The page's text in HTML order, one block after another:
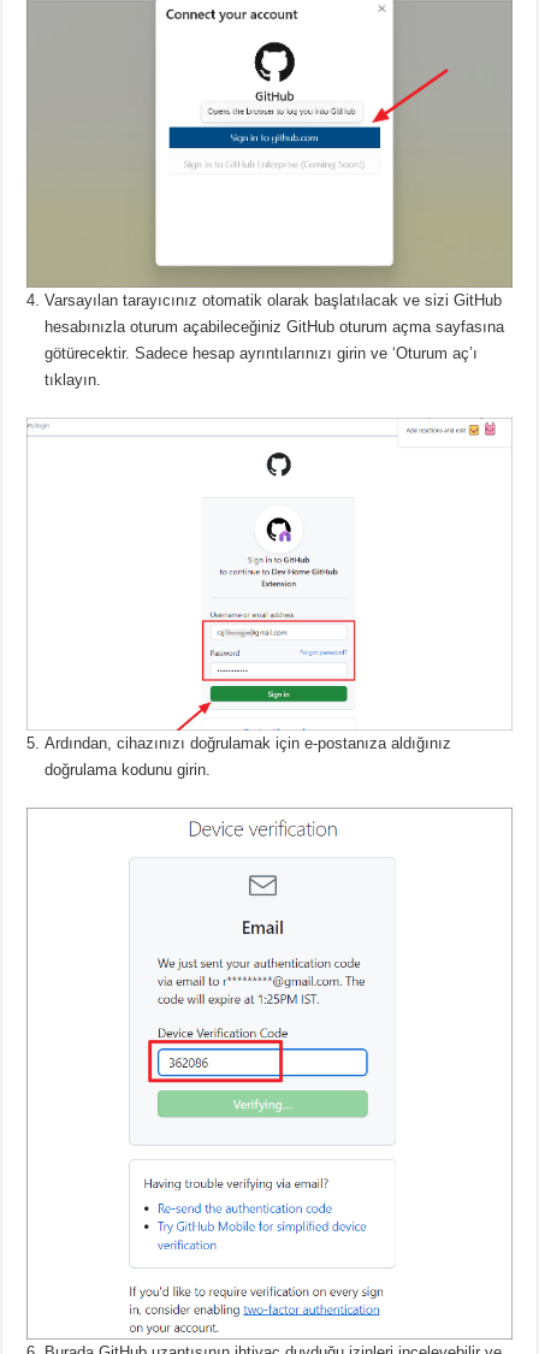
Varsayılan tarayıcınız otomatik olarak başlatılacak ve sizi GitHub
hesabınızla oturum açabileceğiniz GitHub oturum açma sayfasına
götürecektir.Sadece hesap ayrıntılarınızı girin ve ‘Oturum aç’ı
tıklayın.
Ardından, cihazınızı doğrulamak için e-postanıza aldığınız
doğrulama kodunu girin.